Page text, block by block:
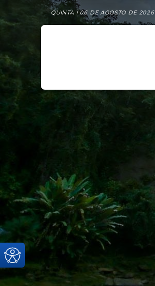
QUINTA | 06 DE AGOSTO DE 2026